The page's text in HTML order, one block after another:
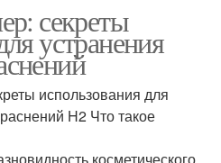
Консилеры для лица
Консилер на сухой коже
секреты
устранения
использования для
H2 Что такое